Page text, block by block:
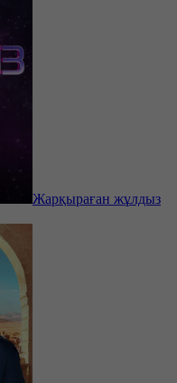
Жарқыраған жұлдыз